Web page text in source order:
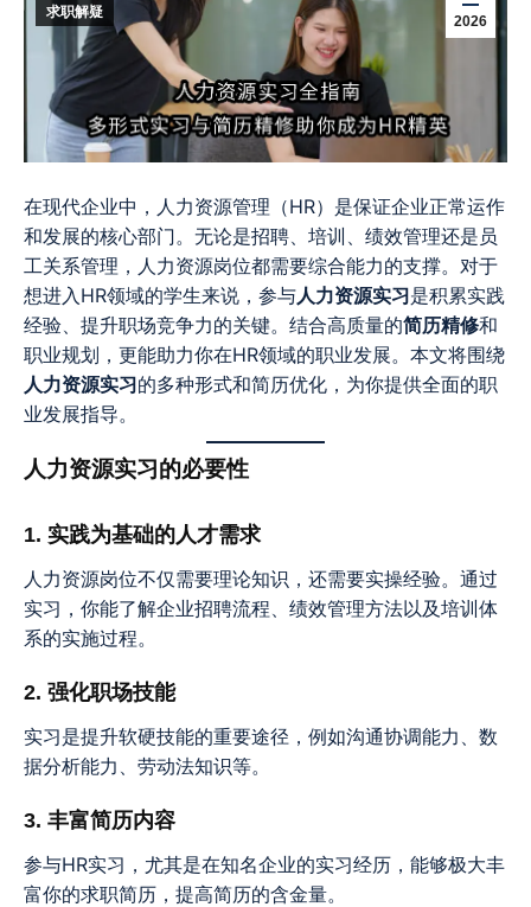
2026
求职解疑
在现代企业中，人力资源管理（HR）是保证企业正常运作
和发展的核心部门。无论是招聘、培训、绩效管理还是员
工关系管理，人力资源岗位都需要综合能力的支撑。对于
想进入HR领域的学生来说，参与人力资源实习是积累实践
经验、提升职场竞争力的关键。结合高质量的简历精修和
职业规划，更能助力你在HR领域的职业发展。本文将围绕
人力资源实习的多种形式和简历优化，为你提供全面的职
业发展指导。
人力资源实习的必要性
1. 实践为基础的人才需求
人力资源岗位不仅需要理论知识，还需要实操经验。通过
实习，你能了解企业招聘流程、绩效管理方法以及培训体
系的实施过程。
2. 强化职场技能
实习是提升软硬技能的重要途径，例如沟通协调能力、数
据分析能力、劳动法知识等。
3. 丰富简历内容
参与HR实习，尤其是在知名企业的实习经历，能够极大丰
富你的求职简历，提高简历的含金量。